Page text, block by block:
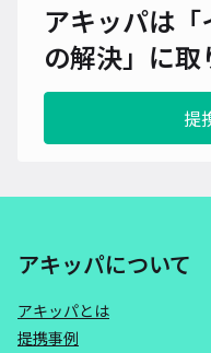
アキッパは
の解決」に取
提
アキッパについて
アキッパとは
提携事例